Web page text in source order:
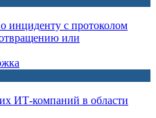
инциденту с протоколом
или
ИТ-компаний в области